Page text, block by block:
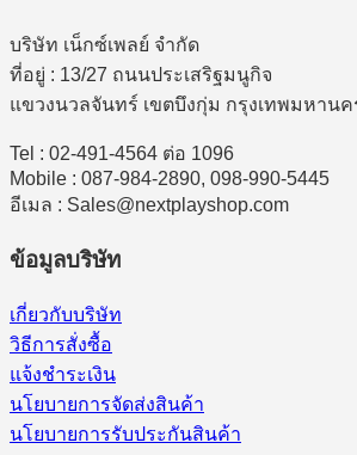
บริษัท เน็กซ์เพลย์ จำกัด
ที่อยู่ : 13/27 ถนนประเสริฐมนูกิจ
แขวงนวลจันทร์ เขตบึงกุ่ม กรุงเทพมหานค
Tel : 02-491-4564 ต่อ 1096
Mobile : 087-984-2890, 098-990-5445
อีเมล : Sales@nextplayshop.com
ข้อมูลบริษัท
เกี่ยวกับบริษัท
วิธีการสั่งซื้อ
แจ้งชำระเงิน
นโยบายการจัดส่งสินค้า
นโยบายการรับประกันสินค้า